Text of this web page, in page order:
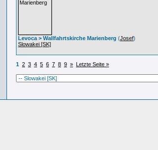
Levoca > Wallfahrtskirche Marienberg (Josef)
Slowakei [SK]
1 2 3 4 5 6 7 8 9 » Letzte Seite »